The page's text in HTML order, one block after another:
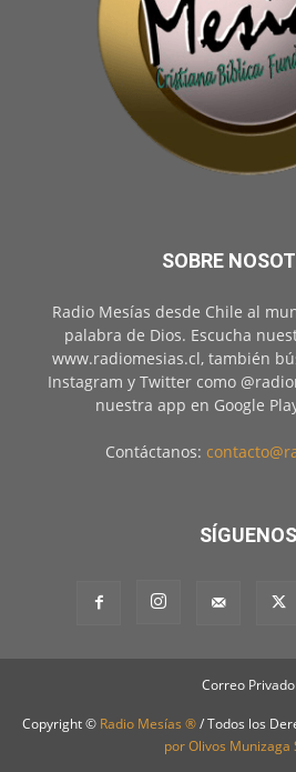
SOBRE
Radio Mesías desde Chile al
palabra de Dios. Escucha
www.radiomesias.cl, también
Instagram y Twitter como
nuestra app en Google
Contáctanos:
SÍGUENOS
Correo Privado
Copyright © Radio Mesías ®/ Todos los
por Olivos Munizaga